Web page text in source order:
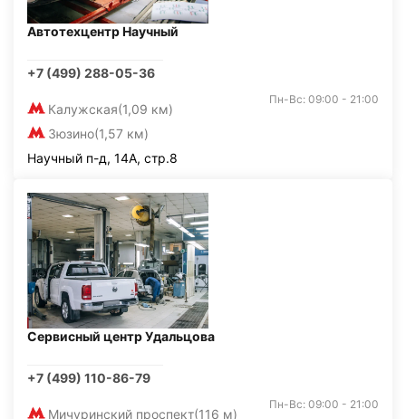
Автотехцентр Научный
+7 (499) 288-05-36
Калужская(1,09 км)
Зюзино(1,57 км)
Пн-Вс: 09:00 - 21:00
Научный п-д, 14А, стр.8
Сервисный центр Удальцова
+7 (499) 110-86-79
Мичуринский проспект(116 м)
Пн-Вс: 09:00 - 21:00